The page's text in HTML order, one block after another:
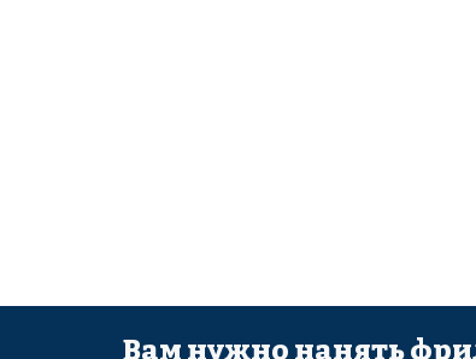
Вам нужно нанять